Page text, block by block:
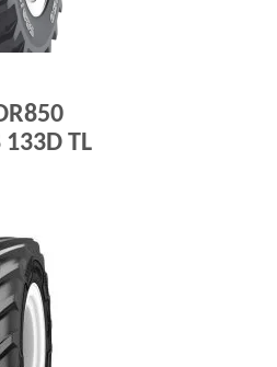
TL